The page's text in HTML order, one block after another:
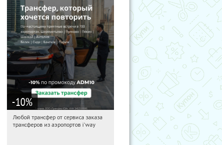
-10%
15:06:47
Получи первым!
Любой трансфер от сервиса заказа
трансферов из аэропортов i'way